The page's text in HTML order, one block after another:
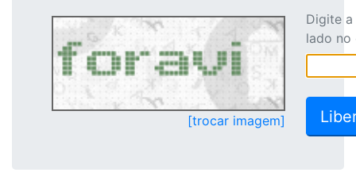
[trocar imagem]
Digite
lado no